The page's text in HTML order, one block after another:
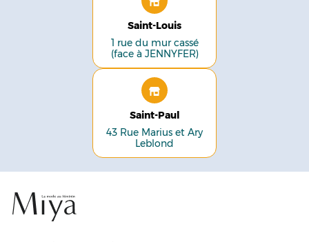
Saint-Louis
1 rue du mur cassé
(face à JENNYFER)
Saint-Paul
43 Rue Marius et Ary
Leblond